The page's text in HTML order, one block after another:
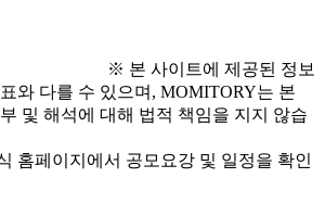
※ 본 사이트에 제공된 정보
와 다를 수 있으며, MOMITORY는 본
및 해석에 대해 법적 책임을 지지 않습
홈페이지에서 공모요강 및 일정을 확인